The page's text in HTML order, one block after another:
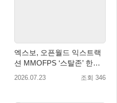
엑스보, 오픈월드 익스트랙
션 MMOFPS ‘스탈존’ 한국
정식 출시
2026.07.23 조회 346